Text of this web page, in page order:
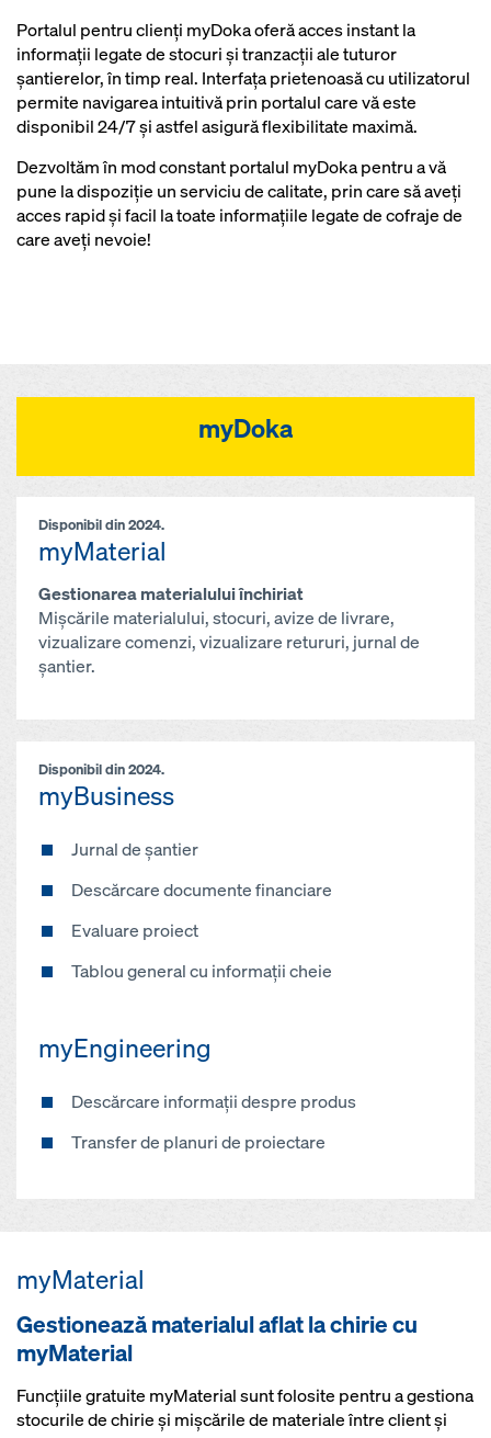
Portalul pentru clienți myDoka oferă acces instant la
informații legate de stocuri și tranzacții ale tuturor
șantierelor, în timp real. Interfața prietenoasă cu utilizatorul
permite navigarea intuitivă prin portalul care vă este
disponibil 24/7 și astfel asigură flexibilitate maximă.
Dezvoltăm în mod constant portalul myDoka pentru a vă
pune la dispoziție un serviciu de calitate, prin care să aveți
acces rapid și facil la toate informațiile legate de cofraje de
care aveți nevoie!
myDoka
Disponibil din 2024.
myMaterial
Gestionarea materialului închiriat
Mișcările materialului, stocuri, avize de livrare,
vizualizare comenzi, vizualizare retururi, jurnal de
șantier.
Disponibil din 2024.
myBusiness
Jurnal de șantier
Descărcare documente financiare
Evaluare proiect
Tablou general cu informații cheie
myEngineering
Descărcare informații despre produs
Transfer de planuri de proiectare
myMaterial
Gestionează materialul aflat la chirie cu
myMaterial
Funcțiile gratuite myMaterial sunt folosite pentru a gestiona
stocurile de chirie și mișcările de materiale între client și